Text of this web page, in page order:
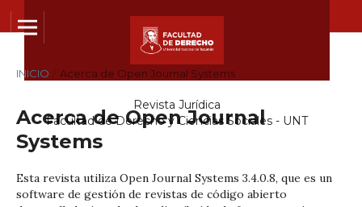
Revista Jurídica
Facultad de Derecho y Ciencias Sociales - UNT
INICIO Acerca de Open Journal Systems
Acerca de Open Journal
Systems
Esta revista utiliza Open Journal Systems 3.4.0.8, que es un
software de gestión de revistas de código abierto